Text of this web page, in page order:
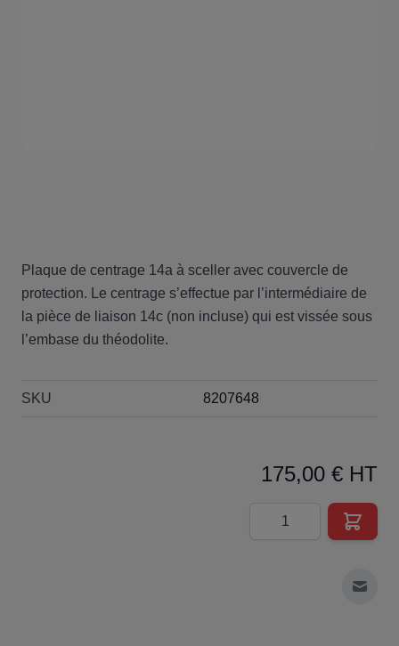
Plaque de centrage 14a à sceller avec couvercle de
protection. Le centrage s’effectue par l’intermédiaire de
la pièce de liaison 14c (non incluse) qui est vissée sous
l’embase du théodolite.
SKU 8207648
175,00 € HT
Quantité